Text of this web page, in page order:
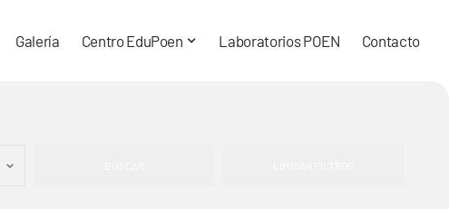
Galería Centro EduPoen Laboratorios POEN Contacto